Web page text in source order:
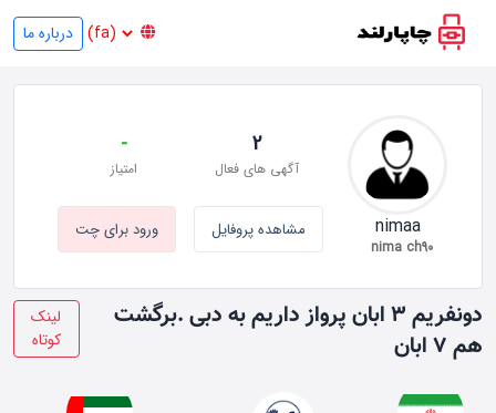
درباره ما
دو‌نفریم ۳ ابان پرواز داریم به دبی .برگشت
هم ۷ ابان
لینک
کوتاه
nimaa
nima ch90
2
آگهی های فعال
-
امتیاز
مشاهده پروفایل ورود برای چت